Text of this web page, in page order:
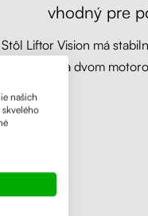
vhodný pre
Stôl Liftor Vision má
vďaka dvom
našich